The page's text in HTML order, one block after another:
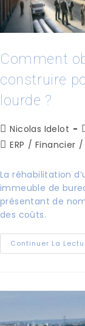
Comment
construire
lourde ?
Nicolas Idelot
ERP / Financier /
La réhabilitation
immeuble de
présentant de
des coûts.
Continuer La